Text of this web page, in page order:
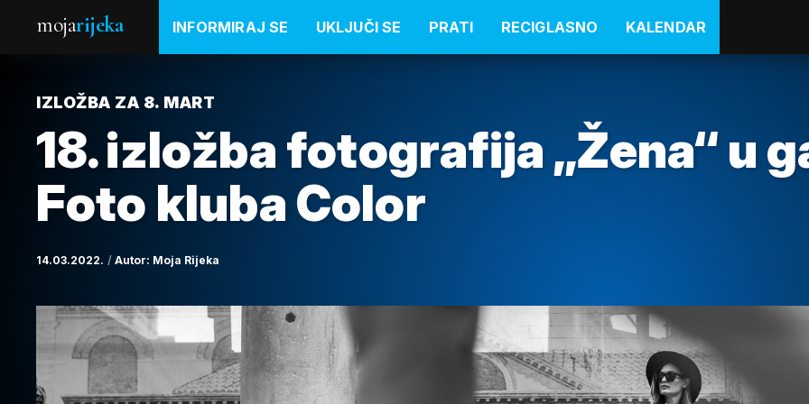
mojarijeka INFORMIRAJ SE UKLJUČI SE PRATI RECIGLASNO KALENDAR
IZLOŽBA ZA 8. MART
18. izložba fotografija „Žena“ u
Foto kluba Color
14.03.2022. Autor: Moja Rijeka